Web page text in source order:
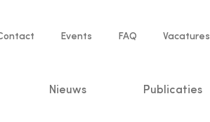
Events FAQ Vacatures
Nieuws Publicaties